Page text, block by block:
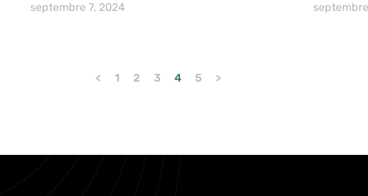
septembre 7, 2024
< 1 2 3 4 5 >